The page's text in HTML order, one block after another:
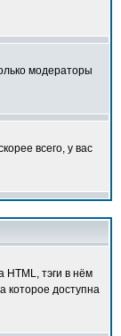
модераторы
всего, у вас
тэги в нём
которое доступна